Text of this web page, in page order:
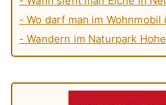
- Wo darf man im Wohnmobil
- Wandern im Naturpark